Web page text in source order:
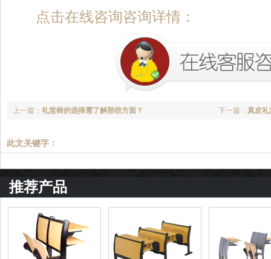
点击在线咨询咨询详情：
下一篇： 真皮礼
上一篇： 礼堂椅的选择需了解那些方面？
此文关键字：
推荐产品